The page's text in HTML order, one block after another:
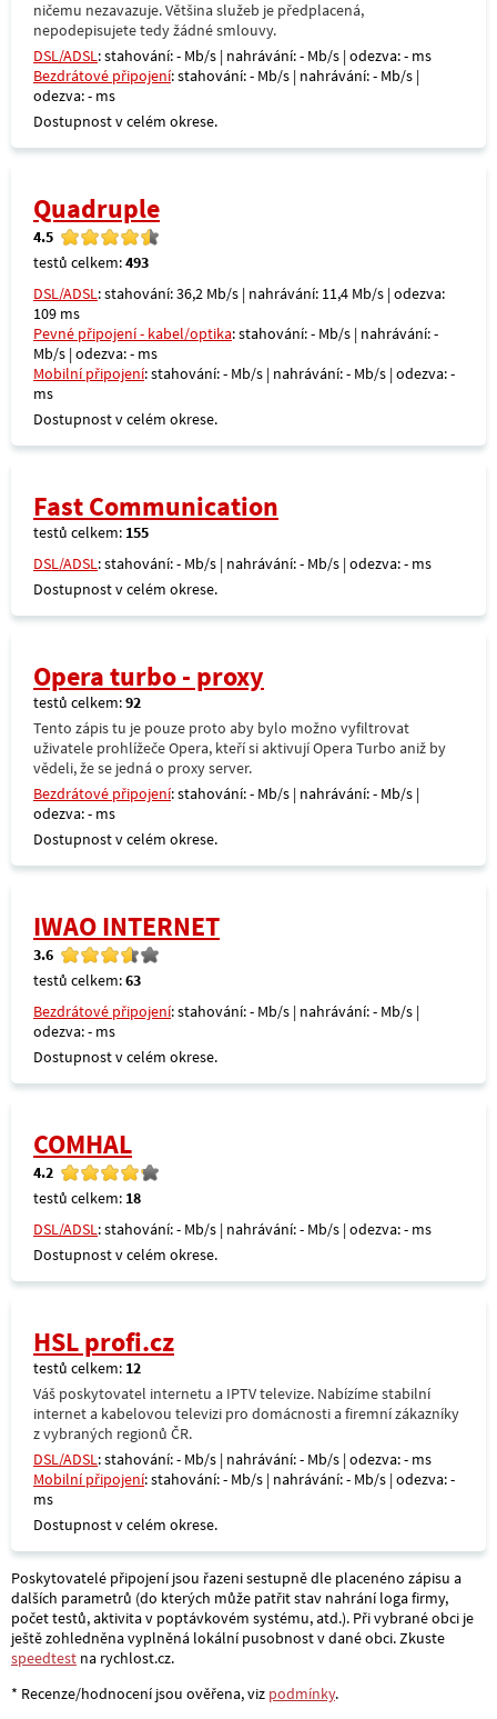
ničemu nezavazuje. Většina služeb je předplacená,
nepodepisujete tedy žádné smlouvy.
DSL/ADSL: stahování: - Mb/s | nahrávání: - Mb/s | odezva: - ms
Bezdrátové připojení: stahování: - Mb/s | nahrávání: - Mb/s |
odezva: - ms
Dostupnost v celém okrese.
Quadruple
4.5
testů celkem:493
DSL/ADSL: stahování: 36,2 Mb/s | nahrávání: 11,4 Mb/s | odezva:
109 ms
Pevné připojení - kabel/optika: stahování: - Mb/s | nahrávání: -
Mb/s | odezva: - ms
Mobilní připojení: stahování: - Mb/s | nahrávání: - Mb/s | odezva: -
ms
Dostupnost v celém okrese.
Fast Communication
testů celkem: 155
DSL/ADSL: stahování: - Mb/s | nahrávání: - Mb/s | odezva: - ms
Dostupnost v celém okrese.
Opera turbo - proxy
testů celkem:92
Tento zápis tu je pouze proto aby bylo možno vyfiltrovat
uživatele prohlížeče Opera, kteří si aktivují Opera Turbo aniž by
vědeli, že se jedná o proxy server.
Bezdrátové připojení: stahování: - Mb/s | nahrávání: - Mb/s |
odezva: - ms
Dostupnost v celém okrese.
IWAO INTERNET
3.6
testů celkem:63
Bezdrátové připojení: stahování: - Mb/s | nahrávání: - Mb/s |
odezva: - ms
Dostupnost v celém okrese.
COMHAL
4.2
testů celkem: 18
DSL/ADSL: stahování: - Mb/s | nahrávání: - Mb/s | odezva: - ms
Dostupnost v celém okrese.
HSL profi.cz
testů celkem: 12
Váš poskytovatel internetu a IPTV televize. Nabízíme stabilní
internet a kabelovou televizi pro domácnosti a firemní zákazníky
z vybraných regionů ČR.
DSL/ADSL: stahování: - Mb/s | nahrávání: - Mb/s | odezva: - ms
Mobilní připojení: stahování: - Mb/s | nahrávání: - Mb/s | odezva: -
ms
Dostupnost v celém okrese.
Poskytovatelé připojení jsou řazeni sestupně dle placenéno zápisu a
dalších parametrů (do kterých může patřit stav nahrání loga firmy,
počet testů, aktivita v poptávkovém systému, atd.). Při vybrané obci je
ještě zohledněna vyplněná lokální pusobnost v dané obci. Zkuste
speedtest na rychlost.cz.
* Recenze/hodnocení jsou ověřena, viz podmínky.